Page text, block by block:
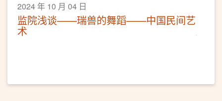
2024 年 10 月 04 日
监院浅谈——瑞兽的舞蹈——中国民间艺
术